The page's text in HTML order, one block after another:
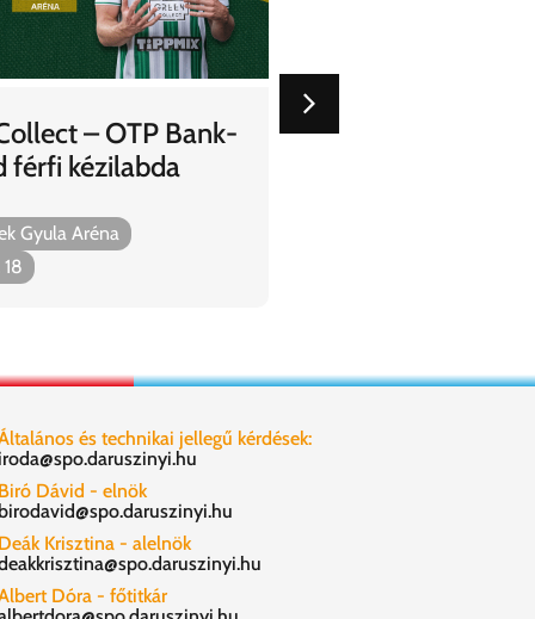
– OTP Bank-
férfi kézilabda
Gyula Aréna
és technikai jellegű kérdések:
iroda@spo.daruszinyi.hu
Biró Dávid - elnök
birodavid@spo.daruszinyi.hu
Deák Krisztina - alelnök
Dóra - főtitkár